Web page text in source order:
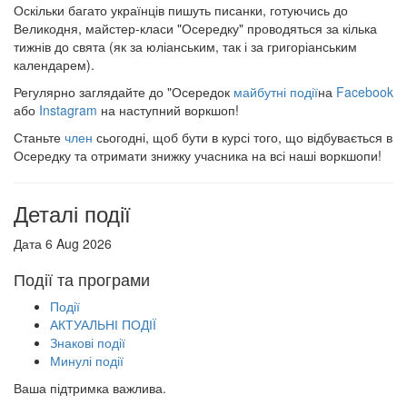
Оскільки багато українців пишуть писанки, готуючись до
Великодня, майстер-класи "Осередку" проводяться за кілька
тижнів до свята (як за юліанським, так і за григоріанським
календарем).
Регулярно заглядайте до "Осередок майбутні подіїна Facebook
або Instagram на наступний воркшоп!
Станьте член сьогодні, щоб бути в курсі того, що відбувається в
Осередку та отримати знижку учасника на всі наші воркшопи!
Деталі події
Дата 6 Aug 2026
Події та програми
Події
АКТУАЛЬНІ ПОДІЇ
Знакові події
Минулі події
Ваша підтримка важлива.